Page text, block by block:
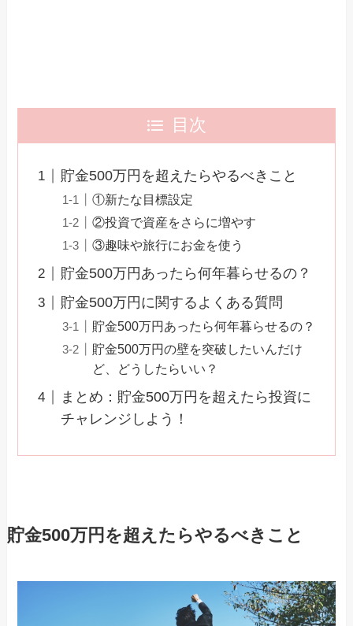
目次
貯金500万円を超えたらやるべきこと
①新たな目標設定
②投資で資産をさらに増やす
③趣味や旅行にお金を使う
貯金500万円あったら何年暮らせるの？
貯金500万円に関するよくある質問
貯金500万円あったら何年暮らせるの？
貯金500万円の壁を突破したいんだけ
ど、どうしたらいい？
まとめ：貯金500万円を超えたら投資に
チャレンジしよう！
貯金500万円を超えたらやるべきこと